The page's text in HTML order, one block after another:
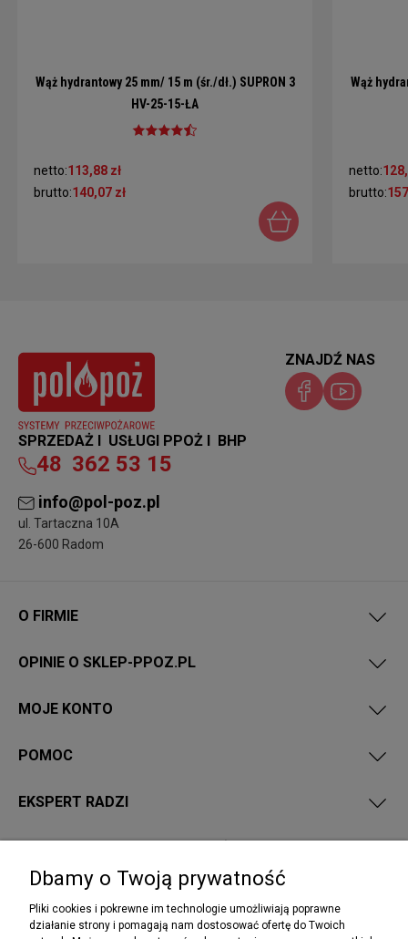
Wąż hydrantowy 25 mm/ 15 m (śr./dł.) SUPRON 3
HV-25-15-ŁA
netto:113,88 zł
brutto:140,07 zł
Wąż
netto:
brutto:
SPRZEDAŻ I USŁUGI PPOŻ I BHP
48 362 53 15
info@pol-poz.pl
ul. Tartaczna 10A
26-600 Radom
ZNAJDŹ NAS
O FIRMIE
OPINIE O SKLEP-PPOZ.PL
MOJE KONTO
POMOC
EKSPERT RADZI
Dbamy o Twoją prywatność
Pliki cookies i pokrewne im technologie umożliwiają poprawne
działanie strony i pomagają nam dostosować ofertę do Twoich